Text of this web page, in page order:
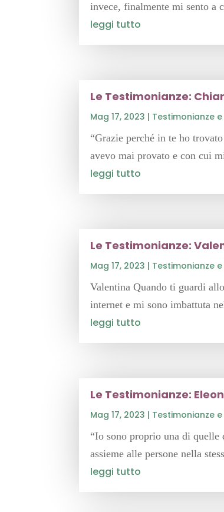
invece, finalmente mi sento a
leggi tutto
Le Testimonianze:
Mag 17, 2023 | Testimonianze
“Grazie perché in te ho
avevo mai provato e con cui
leggi tutto
Le Testimonianze:
Mag 17, 2023 | Testimonianze
Valentina Quando ti guardi
internet e mi sono imbattuta
leggi tutto
Le Testimonianze:
Mag 17, 2023 | Testimonianze
“Io sono proprio una di
assieme alle persone nella
leggi tutto